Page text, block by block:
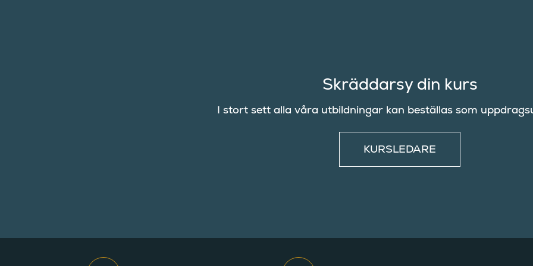
Skräddarsy din kurs
I stort sett alla våra utbildningar kan beställas som
KURSLEDARE